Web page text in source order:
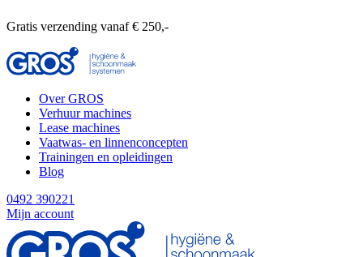
Gratis verzending vanaf € 250,-
Over GROS
Verhuur machines
Lease machines
Vaatwas- en linnenconcepten
Trainingen en opleidingen
Blog
0492 390221
Mijn account